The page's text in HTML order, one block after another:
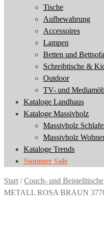
Tische
Aufbewahrung
Accessoires
Lampen
Betten und
Schreibtische &
Outdoor
TV- und
Kataloge Landhaus
Kataloge Massivholz
Massivholz
Massivholz
Kataloge Trends
Summer Sale
Start /Couch- und Beistelltische
METALL ROSA BRAUN